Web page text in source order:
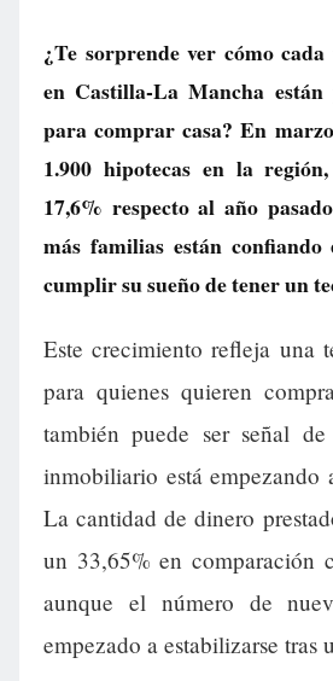
¿Te sorprende ver cómo cada
en Castilla-La Mancha
para comprar casa? En
1.900 hipotecas en la
17,6% respecto al año
más familias están
cumplir su sueño de tener un
Este crecimiento refleja una
para quienes quieren
también puede ser señal
inmobiliario está empezando
La cantidad de dinero
un 33,65% en comparación
aunque el número de
empezado a estabilizarse tras